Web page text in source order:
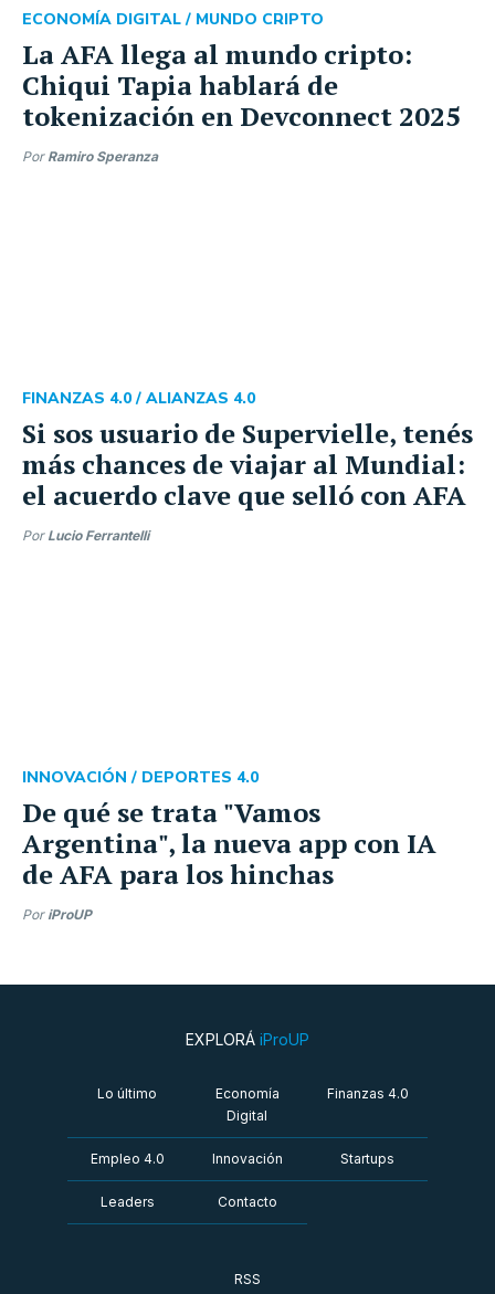
La AFA llega al mundo cripto:
Chiqui Tapia hablará de
tokenización en Devconnect 2025
ECONOMÍA DIGITAL / MUNDO CRIPTO
Por Ramiro Speranza
Si sos usuario de Supervielle, tenés
más chances de viajar al Mundial:
el acuerdo clave que selló con AFA
FINANZAS 4.0 / ALIANZAS 4.0
Por Lucio Ferrantelli
De qué se trata "Vamos
Argentina", la nueva app con IA
de AFA para los hinchas
INNOVACIÓN / DEPORTES 4.0
Por iProUP
EXPLORÁ iProUP
Lo último
Economía
Digital
Finanzas 4.0
Empleo 4.0 Innovación Startups
Leaders Contacto
RSS